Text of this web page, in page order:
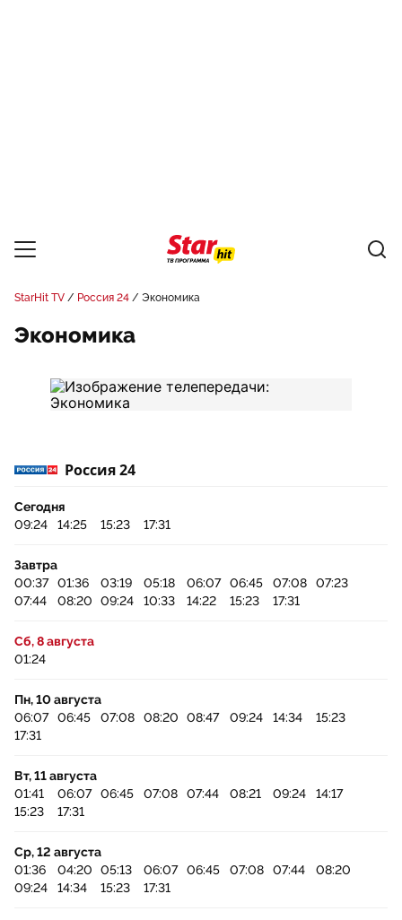
StarHit TV Россия 24 Экономика
Экономика
Россия 24
Сегодня
09:24
14:25 15:23 17:31
Завтра
00:37
01:36 03:19 05:18 06:07 06:45 07:08
07:23
07:44
08:20 09:24 10:33 14:22 15:23 17:31
Сб, 8 августа
01:24
Пн, 10 августа
06:07
06:45 07:08 08:20 08:47 09:24 14:34
15:23
17:31
Вт, 11 августа
01:41
06:07 06:45 07:08 07:44 08:21 09:24
14:17
15:23
17:31
Ср, 12 августа
01:36
04:20 05:13 06:07 06:45 07:08 07:44
08:20
09:24
14:34 15:23 17:31